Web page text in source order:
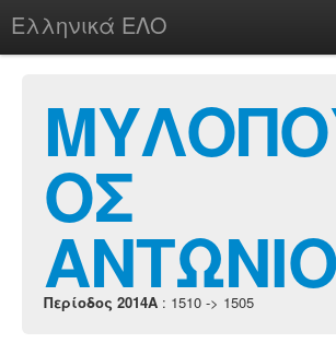
Ελληνικά ΕΛΟ
chesstu.be @ discord
LoginΟΣ
Περίοδος 2014A : 1510 -> 1505